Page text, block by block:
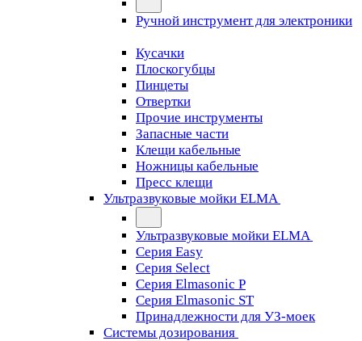
Ручной инструмент для электроники
Кусачки
Плоскогубцы
Пинцеты
Отвертки
Прочие инструменты
Запасные части
Клещи кабельные
Ножницы кабельные
Пресс клещи
Ультразвуковые мойки ELMA
Ультразвуковые мойки ELMA
Серия Easy
Серия Select
Серия Elmasonic P
Серия Elmasonic ST
Принадлежности для УЗ-моек
Системы дозирования